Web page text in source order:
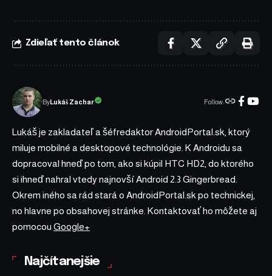
Zdieľať tento článok
ByLukáš Zachar Follow:
Lukáš je zakladateľ a šéfredaktor AndroidPortal.sk, ktorý
miluje mobilné a desktopové technológie. K Androidu sa
dopracoval hneď po tom, ako si kúpil HTC HD2, do ktorého
si ihneď nahral vtedy najnovší Android 2.3 Gingerbread.
Okrem iného sa rád stará o AndroidPortal.sk po technickej,
no hlavne po obsahovej stránke. Kontaktovať ho môžete aj
pomocou Google+
Najčítanejšie